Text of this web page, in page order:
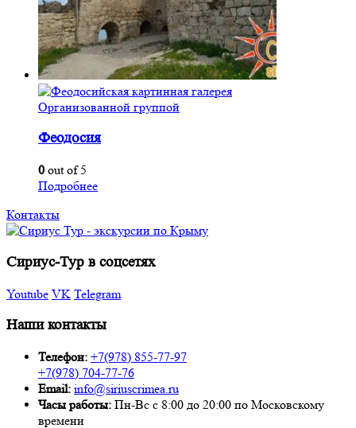
Организованной группой
Феодосия
0 out of 5
Подробнее
Контакты
Сириус-Тур в соцсетях
Youtube VK Telegram
Наши контакты
Телефон: +7(978) 855-77-97
+7(978) 704-77-76
Email: info@siriuscrimea.ru
Часы работы: Пн-Вс с 8:00 до 20:00 по Московскому
времени ​​​​​​​​​​​​​​